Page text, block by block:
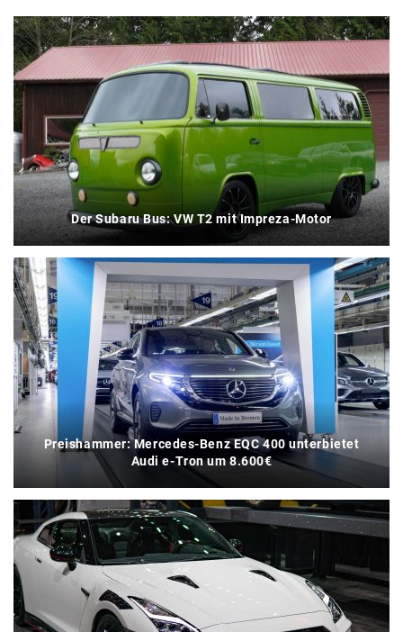
Der Subaru Bus: VW T2 mit Impreza-Motor
Preishammer: Mercedes-Benz EQC 400 unterbietet
Audi e-Tron um 8.600€